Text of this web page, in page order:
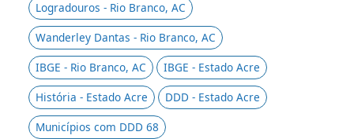
Logradouros - Rio Branco, AC
Wanderley Dantas - Rio Branco, AC
IBGE - Rio Branco, AC
IBGE - Estado Acre
História - Estado Acre
DDD - Estado Acre
Municípios com DDD 68